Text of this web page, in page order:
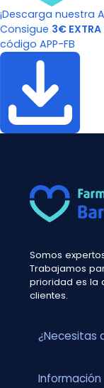
¡Descarga nuestra
Consigue 3€ EXTRA
código APP-FB
Somos
Trabajamos
prioridad es la
clientes.
¿Necesitas
Información